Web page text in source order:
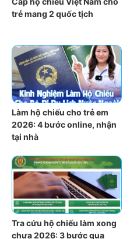
trẻ mang 2 quốc tịch
Làm hộ chiếu cho trẻ em
2026: 4 bước online, nhận
tại nhà
Tra cứu hộ chiếu làm xong
chưa 2026: 3 bước qua